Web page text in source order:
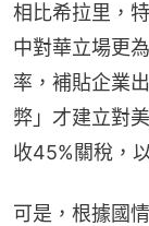
相比希拉里，
中對華立場更
率，補貼企業
弊」才建立對
收45%關稅，
可是，根據國